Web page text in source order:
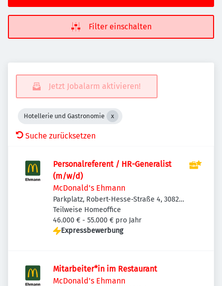
Filter einschalten
Jetzt Jobalarm aktivieren!
Hotellerie und Gastronomie
Suche zurücksetzen
Personalreferent / HR-Generalist
(m/w/d)
McDonald's Ehmann
Parkplatz, Robert-Hesse-Straße 4, 30827
Garbsen-Berenbostel, Deutschland
Teilweise Homeoffice
46.000 € - 55.000 € pro Jahr
Expressbewerbung
Mitarbeiter*in im Restaurant
McDonald's Ehmann